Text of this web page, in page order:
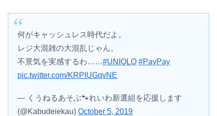
何がキャッシュレス時代だよ。
レジ大混雑の大混乱じゃん。
不景気を実感するわ……#UNIQLO #PayPay
pic.twitter.com/KRPIUGqvNE
— くうねるあそぶ🐾れいわ新選組を応援します
(@Kabudeiekau)October 5, 2019